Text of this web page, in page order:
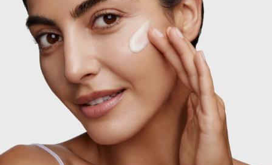
Licocalcona A: un antioxidant puternic,
antiinflamator și calmant pentru piele, derivat din
rădăcina plantei de lemn-dulce chinezesc
(Glycyrrhiza Inflata), care își protejează celulele de
expunerea excesivă la soare, reducând inflamația
și neutralizând radicalii liberi care stimulează
producția de melanină și contribuie la agravarea
petelor pigmentare.